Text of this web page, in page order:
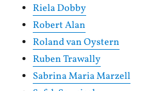
Riela Dobby
Robert Alan
Roland van Oystern
Ruben Trawally
Sabrina Maria Marzell